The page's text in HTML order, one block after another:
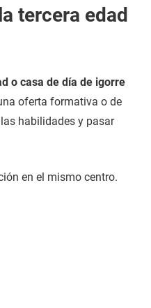
tercera edad
o casa de día de igorre
oferta formativa o de
habilidades y pasar
en el mismo centro.